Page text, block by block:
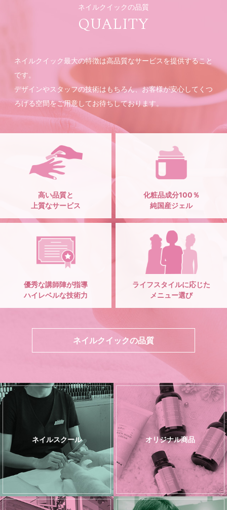
ネイルクイックの品質
QUALITY
ネイルクイック最大の特徴は高品質なサービスを提供すること
です。
デザインやスタッフの技術はもちろん、お客様が安心してくつ
ろげる空間をご用意してお待ちしております。
高い品質と
上質なサービス
化粧品成分100％
純国産ジェル
優秀な講師陣が指導
ハイレベルな技術力
ライフスタイルに応じた
メニュー選び
ネイルクイックの品質
ネイルスクール オリジナル商品